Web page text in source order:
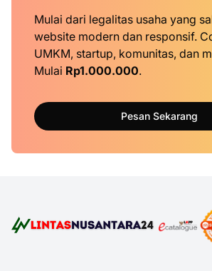
Mulai dari legalitas usaha yang
website modern dan responsif.
UMKM, startup, komunitas, dan
Mulai Rp1.000.000.
Pesan Sekarang